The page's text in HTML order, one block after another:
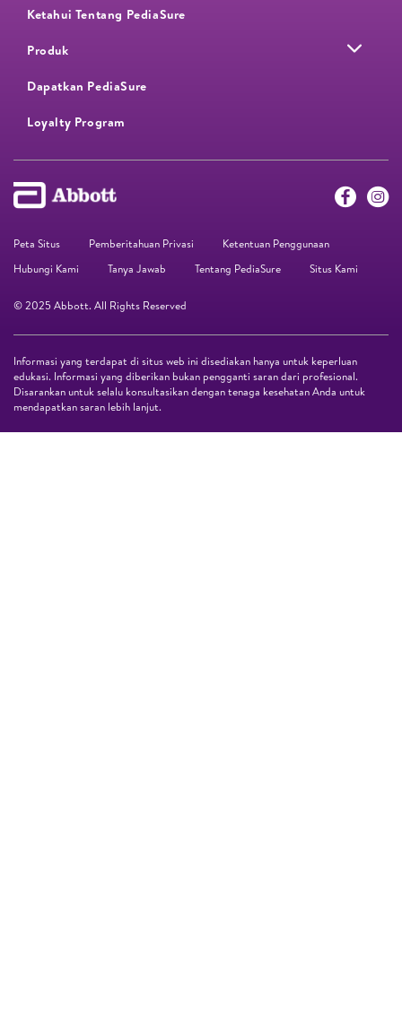
Ketahui Tentang PediaSure
Produk
Dapatkan PediaSure
Loyalty Program​
Peta Situs Pemberitahuan Privasi
Ketentuan Penggunaan
Hubungi Kami
Tanya Jawab Tentang PediaSure Situs Kami
© 2025 Abbott. All Rights Reserved
Informasi yang terdapat di situs web ini disediakan hanya untuk keperluan
edukasi. Informasi yang diberikan bukan pengganti saran dari profesional.
Disarankan untuk selalu konsultasikan dengan tenaga kesehatan Anda untuk
mendapatkan saran lebih lanjut.